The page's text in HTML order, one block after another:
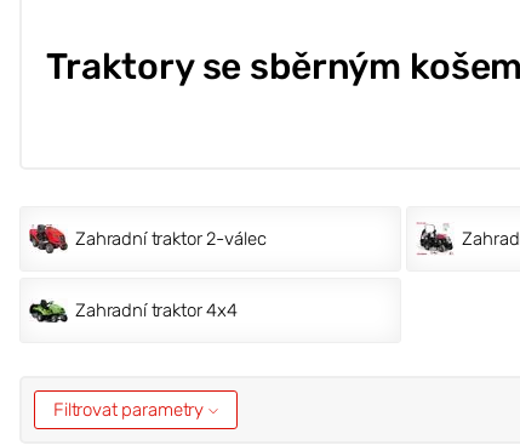
Traktory se sběrným košem
Zahradní traktor 2-válec
Zahradní traktor 4x4
Filtrovat parametry